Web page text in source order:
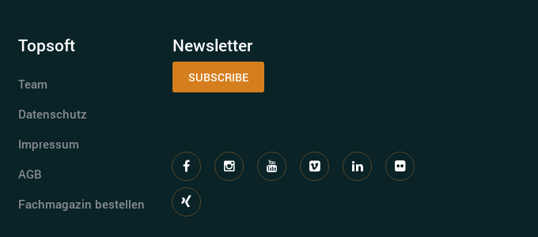
Topsoft
Team
Datenschutz
Impressum
AGB
Fachmagazin bestellen
Newsletter
SUBSCRIBE